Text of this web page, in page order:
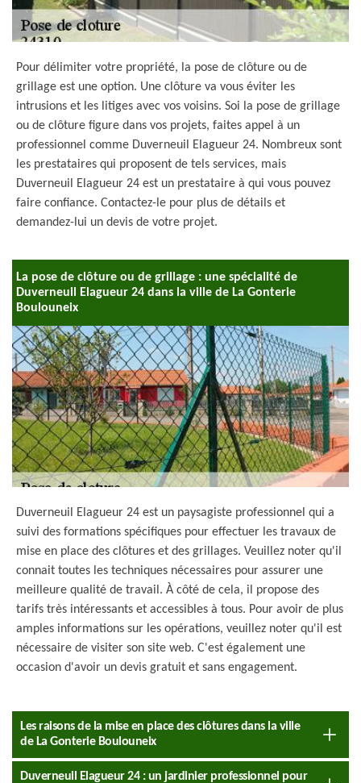
Pour délimiter votre propriété, la pose de clôture ou de
grillage est une option. Une clôture va vous éviter les
intrusions et les litiges avec vos voisins. Soi la pose de grillage
ou de clôture figure dans vos projets, faites appel à un
professionnel comme Duverneuil Elagueur 24. Nombreux sont
les prestataires qui proposent de tels services, mais
Duverneuil Elagueur 24 est un prestataire à qui vous pouvez
faire confiance. Contactez-le pour plus de détails et
demandez-lui un devis de votre projet.
La pose de clôture ou de grillage : une spécialité de
Duverneuil Elagueur 24 dans la ville de La Gonterie
Boulouneix
Duverneuil Elagueur 24 est un paysagiste professionnel qui a
suivi des formations spécifiques pour effectuer les travaux de
mise en place des clôtures et des grillages. Veuillez noter qu'il
connait toutes les techniques nécessaires pour assurer une
meilleure qualité de travail. À côté de cela, il propose des
tarifs très intéressants et accessibles à tous. Pour avoir de plus
amples informations sur les opérations, veuillez noter qu'il est
nécessaire de visiter son site web. C'est également une
occasion d'avoir un devis gratuit et sans engagement.
Les raisons de la mise en place des clôtures dans la ville
de La Gonterie Boulouneix
Duverneuil Elagueur 24 : un jardinier professionnel pour